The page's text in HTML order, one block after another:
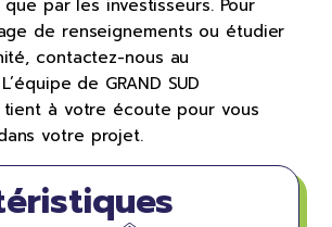
par les investisseurs. Pour
de renseignements ou étudier
contactez-nous au
de GRAND SUD
tient à votre écoute pour vous
votre projet.